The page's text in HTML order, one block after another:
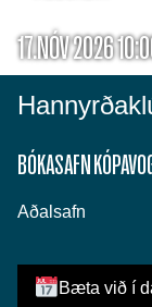
17.NÓV 2026
BÓKASAFN
Aðalsafn
Bæta við í